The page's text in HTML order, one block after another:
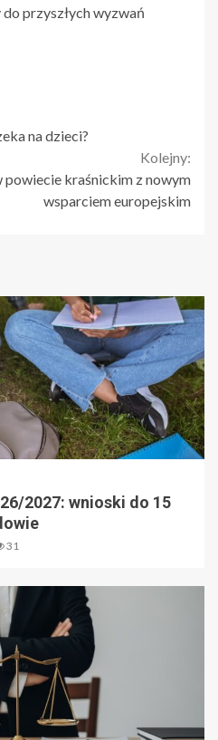
przyszłych wyzwań
na dzieci?
Kolejny:
powiecie kraśnickim z nowym
wsparciem europejskim
2027: wnioski do 15
31